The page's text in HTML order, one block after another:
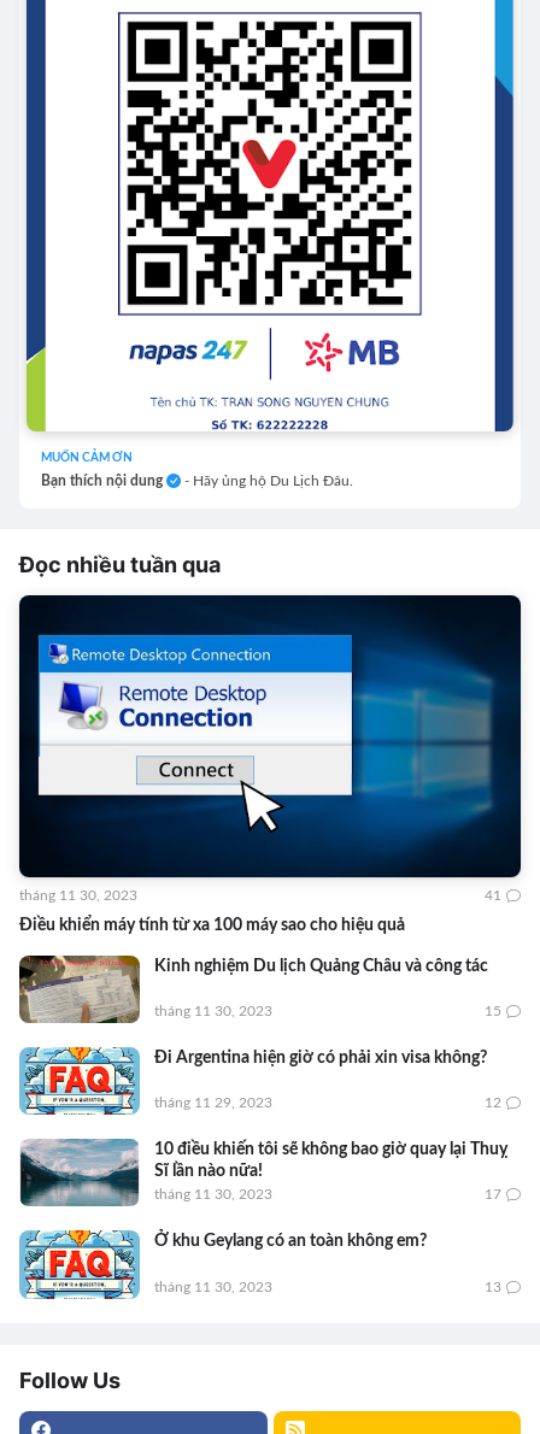
MUỐN CẢM ƠN
Bạn thích nội dung - Hãy ủng hộ Du Lịch Đâu.
Đọc nhiều tuần qua
Điều khiển máy tính từ xa 100 máy sao cho hiệu quả
tháng 11 30, 2023 41
Kinh nghiệm Du lịch Quảng Châu và công tác
tháng 11 30, 2023 15
Đi Argentina hiện giờ có phải xin visa không?
tháng 11 29, 2023 12
10 điều khiến tôi sẽ không bao giờ quay lại Thuỵ
Sĩ lần nào nữa!
tháng 11 30, 2023 17
Ở khu Geylang có an toàn không em?
tháng 11 30, 2023 13
Follow Us